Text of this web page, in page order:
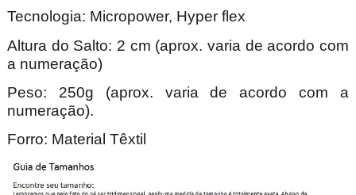
Tecnologia: Micropower, Hyper flex
Altura do Salto: 2 cm (aprox. varia de acordo com
a numeração)
Peso: 250g (aprox. varia de acordo com a
numeração).
Forro: Material Têxtil